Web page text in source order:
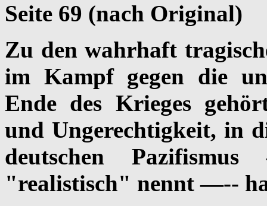
Seite 69 (nach Original)
Zu den wahrhaft
im Kampf gegen die
Ende des Krieges
und Ungerechtigkeit, in
deutschen
"realistisch" nennt —--